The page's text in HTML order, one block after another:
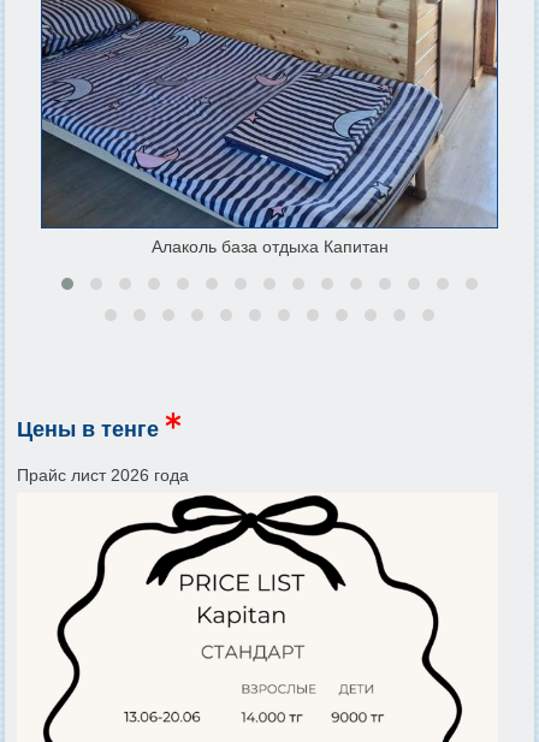
Алаколь база отдыха Капитан
Цены в тенге
Прайс лист 2026 года